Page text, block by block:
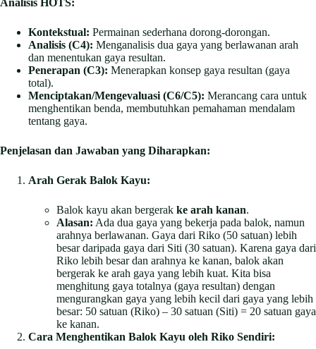
Analisis HOTS:
Kontekstual: Permainan sederhana dorong-dorongan.
Analisis (C4): Menganalisis dua gaya yang berlawanan arah
dan menentukan gaya resultan.
Penerapan (C3): Menerapkan konsep gaya resultan (gaya
total).
Menciptakan/Mengevaluasi (C6/C5): Merancang cara untuk
menghentikan benda, membutuhkan pemahaman mendalam
tentang gaya.
Penjelasan dan Jawaban yang Diharapkan:
Arah Gerak Balok Kayu:
Balok kayu akan bergerak ke arah kanan.
Alasan: Ada dua gaya yang bekerja pada balok, namun
arahnya berlawanan. Gaya dari Riko (50 satuan) lebih
besar daripada gaya dari Siti (30 satuan). Karena gaya dari
Riko lebih besar dan arahnya ke kanan, balok akan
bergerak ke arah gaya yang lebih kuat. Kita bisa
menghitung gaya totalnya (gaya resultan) dengan
mengurangkan gaya yang lebih kecil dari gaya yang lebih
besar: 50 satuan (Riko) – 30 satuan (Siti) = 20 satuan gaya
ke kanan.
Cara Menghentikan Balok Kayu oleh Riko Sendiri: